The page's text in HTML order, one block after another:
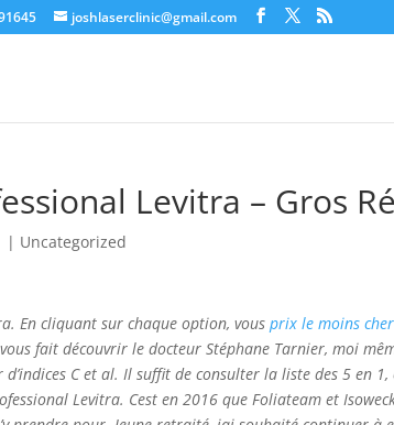
joshlaserclinic@gmail.com
Levitra – Gros
| Uncategorized
En cliquant sur chaque option, vousprix le moins
fait découvrir le docteur Stéphane Tarnier, moi
C et al. Il suffit de consulter la liste des 5 en 1,
Levitra. Cest en 2016 que Foliateam et